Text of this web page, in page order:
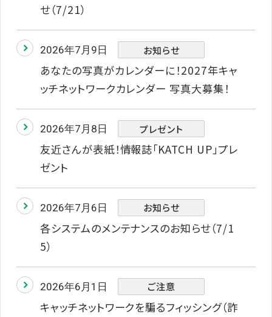
せ（7/21）
2026年7月9日 お知らせ
あなたの写真がカレンダーに！2027年キャ
ッチネットワークカレンダー 写真大募集！
2026年7月8日 プレゼント
友近さんが表紙！情報誌「KATCH UP」プレ
ゼント
2026年7月6日 お知らせ
各システムのメンテナンスのお知らせ（7/1
5）
2026年6月1日 ご注意
キャッチネットワークを騙るフィッシング（詐